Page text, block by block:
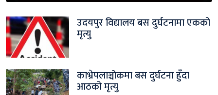
उदयपुर विद्यालय बस दुर्घटनामा एकको
मृत्यु
काभ्रेपलाञ्चोकमा बस दुर्घटना हुँदा
आठको मृत्यु